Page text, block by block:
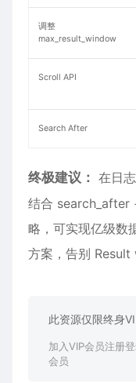
调整
max_result_window
Scroll API
Search After
​​终极建议： 在日
结合 search_after
略，可实现亿级数
方案，告别
此资源仅限终身
加入VIP会员注册
会员